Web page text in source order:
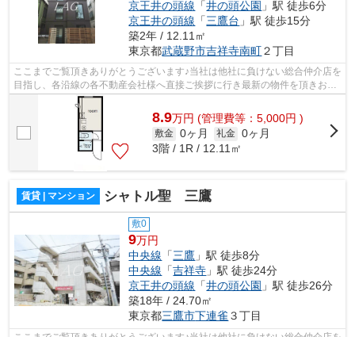
京王井の頭線 「井の頭公園 」駅 徒歩6分
京王井の頭線 「三鷹台 」駅 徒歩15分
築2年 / 12.11㎡
東京都武蔵野市吉祥寺南町２丁目
ここまでご覧頂きありがとうございます♪当社は他社に負けない総合仲介店を
目指し、各沿線の各不動産会社様へ直接ご挨拶に行き最新の物件を頂きお客
様へ提供しております！最新の情報は...
8.9万円 (管理費等：5,000円 )
敷金 0ヶ月 礼金 0ヶ月
3階 / 1R / 12.11㎡
賃貸 | マンション シャトル聖 三鷹
敷0
9万円
中央線 「三鷹 」駅 徒歩8分
中央線 「吉祥寺 」駅 徒歩24分
京王井の頭線 「井の頭公園 」駅 徒歩26分
築18年 / 24.70㎡
東京都三鷹市下連雀 ３丁目